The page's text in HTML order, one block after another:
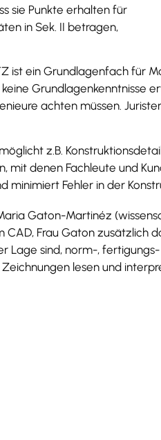
sie Punkte erhalten für
in Sek. II betragen,
ist ein Grundlagenfach für
Grundlagenkenntnisse
achten müssen.
z.B.
denen Fachleute und
minimiert Fehler in der
Gaton-Martinéz
Frau Gaton zusätzlich
Lage sind, norm-,
lesen und